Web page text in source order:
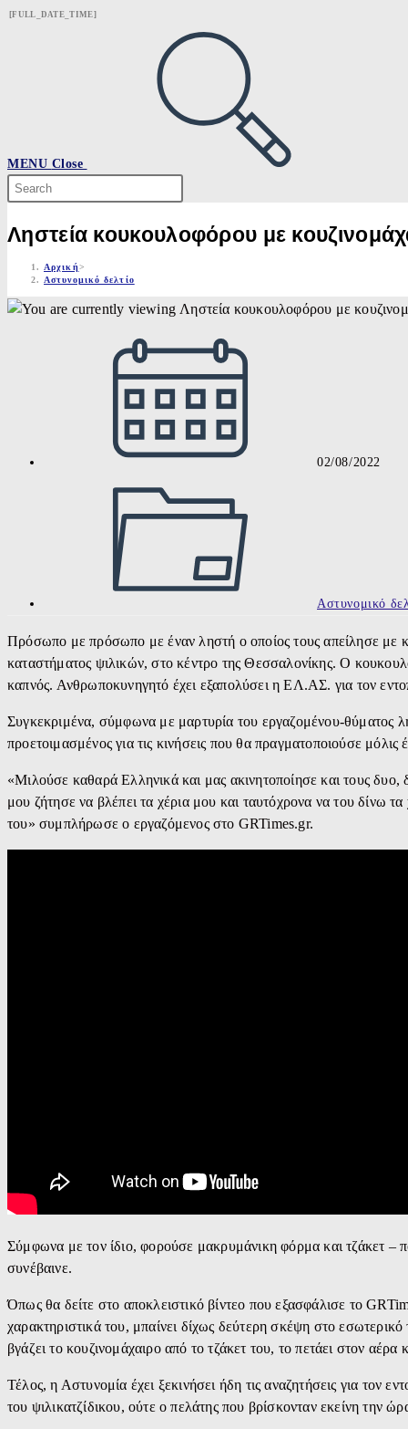
Skip
[FULL_DATE_TIME]
MENU Close
Search
this
website
Ληστεία κουκουλοφόρου με
Αρχική>
Αστυνομικό δελτίο
02/08/2022
Αστυνομικό
Πρόσωπο με πρόσωπο με έναν ληστή ο οποίος τους απείλησε με
καταστήματος ψιλικών, στο κέντρο της Θεσσαλονίκης. Ο
καπνός. Ανθρωποκυνηγητό έχει εξαπολύσει η ΕΛ.ΑΣ. για τον
Συγκεκριμένα, σύμφωνα με μαρτυρία του εργαζομένου-θύματος
προετοιμασμένος για τις κινήσεις που θα πραγματοποιούσε
«Μιλούσε καθαρά Ελληνικά και μας ακινητοποίησε και τους δυο,
μου ζήτησε να βλέπει τα χέρια μου και ταυτόχρονα να του δίνω
του» συμπλήρωσε ο εργαζόμενος στο GRTimes.gr.
Σύμφωνα με τον ίδιο, φορούσε μακρυμάνικη φόρμα και τζάκετ –
συνέβαινε.
Όπως θα δείτε στο αποκλειστικό βίντεο που εξασφάλισε το
χαρακτηριστικά του, μπαίνει δίχως δεύτερη σκέψη στο
βγάζει το κουζινομάχαιρο από το τζάκετ του, το πετάει στον αέρα
Τέλος, η Αστυνομία έχει ξεκινήσει ήδη τις αναζητήσεις για τον
του ψιλικατζίδικου, ούτε ο πελάτης που βρίσκονταν εκείνη την